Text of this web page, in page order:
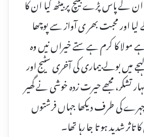
لیا اور محبت بھر ی آواز سے پوچھا
مولا کا کرم ہے ستے خیراں نیں وہ
میں بولے بیماری کی آخری سٹیج اور
تشکر، مجھے حیرت زدہ خوشی نے گھیر
کی طرف دیکھا جہاں فرشتوں
شدید ہو تا جا رہا تھا۔